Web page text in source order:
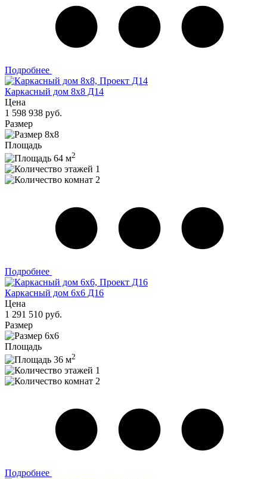
Подробнее
Каркасный дом 8х8 Д14
Цена
1 598 938 руб.
Размер
8х8
Площадь
64 м2
1
2
Подробнее
Каркасный дом 6х6 Д16
Цена
1 291 510 руб.
Размер
6х6
Площадь
36 м2
1
2
Подробнее